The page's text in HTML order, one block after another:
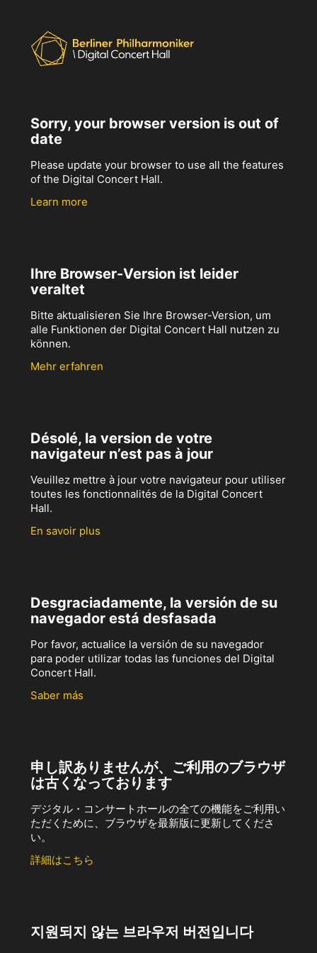
Sorry, your browser version is out of
date
Please update your browser to use all the features
of the Digital Concert Hall.
Learn more
Ihre Browser-Version ist leider
veraltet
Bitte aktualisieren Sie Ihre Browser-Version, um
alle Funktionen der Digital Concert Hall nutzen zu
können.
Mehr erfahren
Désolé, la version de votre
navigateur n’est pas à jour
Veuillez mettre à jour votre navigateur pour utiliser
toutes les fonctionnalités de la Digital Concert
Hall.
En savoir plus
Desgraciadamente, la versión de su
navegador está desfasada
Por favor, actualice la versión de su navegador
para poder utilizar todas las funciones del Digital
Concert Hall.
Saber más
申し訳ありませんが、ご利用のブラウザ
は古くなっております
デジタル・コンサートホールの全ての機能をご利用い
ただくために、ブラウザを最新版に更新してくださ
い。
詳細はこちら
지원되지 않는 브라우저 버전입니다